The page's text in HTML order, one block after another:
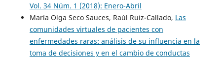
Vol. 34 Núm. 1 (2018): Enero-Abril
María Olga Seco Sauces, Raúl Ruiz-Callado, Las
comunidades virtuales de pacientes con
enfermedades raras: análisis de su influencia en la
toma de decisiones y en el cambio de conductas